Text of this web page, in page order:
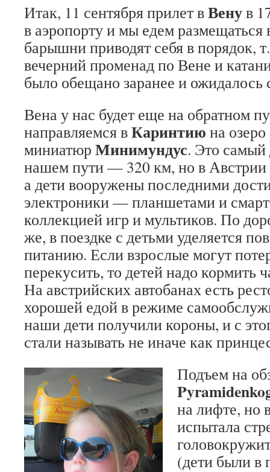
Итак, 11 сентября прилет вВенув
в аэропорту и мы едем размещаться
барышни приводят себя в порядок,
вечерний променад по Вене и
было обещано заранее и ожидалось
Вена у нас будет еще на обратном
направляемся вКаринтиюна
миниатюр Минимундус. Это самый
нашем пути — 320 км, но в Австрии
а дети вооружены последними
электроники — планшетами и
коллекцией игр и мультиков. По
же, в поездке с детьми уделяется
питанию. Если взрослые могут
перекусить, то детей надо кормить
На австрийских автобанах есть
хорошей едой в режиме
наши дети получили короны, и с
стали называть не иначе как
Подъем на
на лифте, но
испытала
(дети были в